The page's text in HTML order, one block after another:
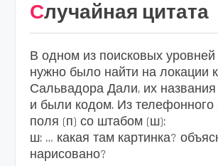
Случайная цитата
В одном из поисковых уровней
нужно было найти на локации
Сальвадора Дали, их
и были кодом. Из телефонного
поля (п) со штабом (ш):
ш: … какая там картинка?
нарисовано?